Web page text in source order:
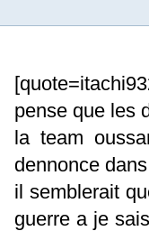
pense que les
la team
dennonce
il semblerait
guerre a je